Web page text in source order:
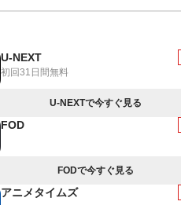
U-NEXT
初回31日間無料
U-NEXTで今すぐ見る
FOD
FODで今すぐ見る
アニメタイムズ